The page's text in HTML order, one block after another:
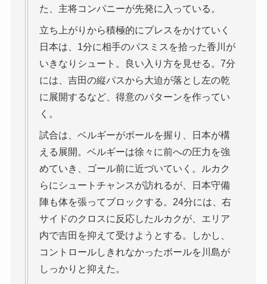
た、主将コンパニーが先発に入っている。
立ち上がりから積極的にプレスをかけていく
日本は、1分に相手のパスミスを拾った香川が
いきなりシュート。良い入り方を見せる。7分
には、吉田の縦パスから大迫が落とし左の乾
に展開するなど、得意のパターンを作ってい
く。
試合は、ベルギーがボールを握り、日本が構
える展開。ベルギーは徐々に前への圧力を強
めていき、ゴール前に近づいていく。ルカク
らにシュートチャンスが訪れるが、日本守備
陣も体を張ってブロックする。24分には、右
サイドのクロスに反応したルカクが、エリア
内で吉田を抑えて受けようとする。しかし、
コントロールしきれなかったボールを川島が
しっかりと抑えた。